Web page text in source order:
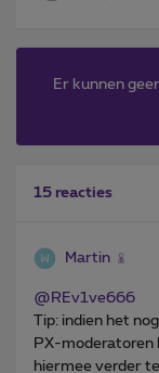
Er kunnen
15 reacties
Martin
@REv1ve666
Tip: indien het
PX-
hiermee verder